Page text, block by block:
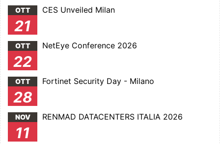
OTT
21
CES Unveiled Milan
OTT
22
NetEye Conference 2026
OTT
28
Fortinet Security Day - Milano
NOV
11
RENMAD DATACENTERS ITALIA 2026